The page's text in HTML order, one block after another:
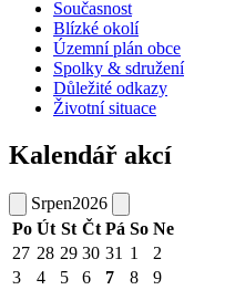
Současnost
Blízké okolí
Územní plán obce
Spolky & sdružení
Důležité odkazy
Životní situace
Kalendář akcí
Srpen2026
Po Út St Čt Pá So Ne
27 28 29 30 31 1
2
3
4 5 6 7 8
9